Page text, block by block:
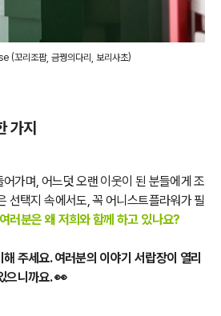
(꼬리조팝, 금꿩의다리, 보리사초)
가지
가며, 어느덧 오랜 이웃이 된 분들에게 조
선택지 속에서도, 꼭 어니스트플라워가 필
여러분은 왜 저희와 함께 하고 있나요?
주세요. 여러분의 이야기 서랍장이 열리
으니까요. 👀